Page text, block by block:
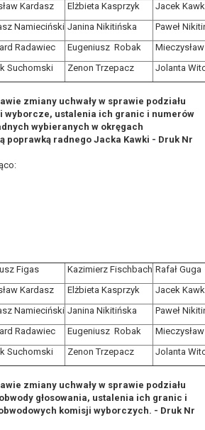
Kardasz Elżbieta Kasprzyk
Jacek
Namieciński Janina Nikitińska
Paweł
Radawiec Eugeniusz Robak
Suchomski Zenon Trzepacz
Jolanta
zmiany uchwały w sprawie podziału
wyborcze, ustalenia ich granic i numerów
wybieranych w okręgach
poprawką radnego Jacka Kawki - Druk Nr
Figas Kazimierz Fischbach Rafał Guga
Kardasz Elżbieta Kasprzyk
Jacek
Namieciński Janina Nikitińska
Paweł
Radawiec Eugeniusz Robak
Suchomski Zenon Trzepacz
Jolanta
zmiany uchwały w sprawie podziału
głosowania, ustalenia ich granic i
komisji wyborczych. - Druk Nr